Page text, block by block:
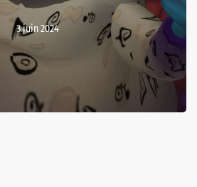
3 juin 2024